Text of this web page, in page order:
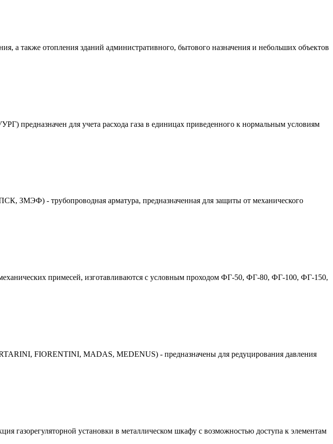
а также отопления зданий административного, бытового назначения и небольших объектов
для учета расхода газа в единицах приведенного к нормальным условиям
- трубопроводная арматура, предназначенная для защиты от механического
примесей, изготавливаются с условным проходом ФГ-50, ФГ-80, ФГ-100, ФГ-150,
FIORENTINI, MADAS, MEDENUS) - предназначены для редуцирования давления
установки в металлическом шкафу с возможностью доступа к элементам